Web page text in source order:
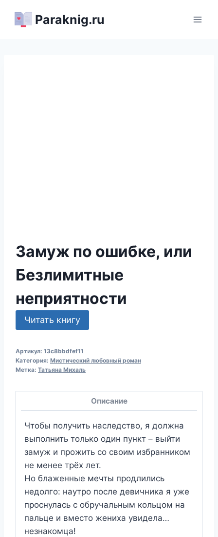
Paraknig.ru
Замуж по ошибке, или
Безлимитные
неприятности
Читать книгу
Артикул: 13c8bbdfef11
Категория: Мистический любовный роман
Метка: Татьяна Михаль
Описание
Чтобы получить наследство, я должна
выполнить только один пункт – выйти
замуж и прожить со своим избранником
не менее трёх лет.
Но блаженные мечты продлились
недолго: наутро после девичника я уже
проснулась с обручальным кольцом на
пальце и вместо жениха увидела…
незнакомца!